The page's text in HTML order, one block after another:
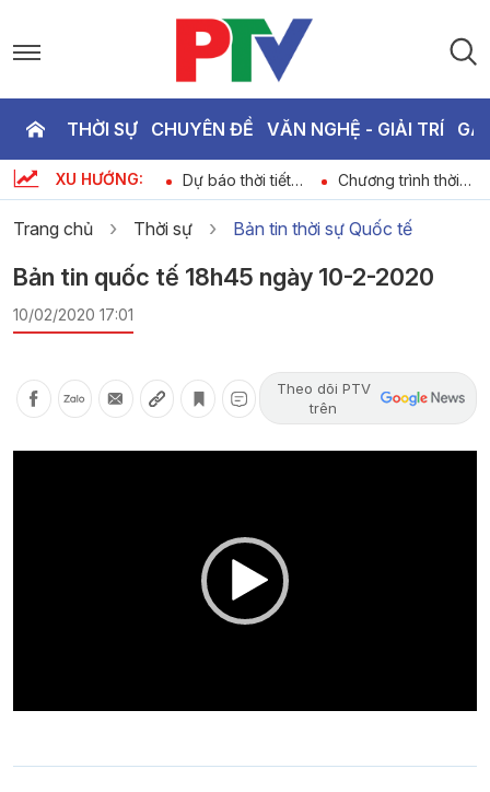
THỜI SỰ CHUYÊN ĐỀ VĂN NGHỆ - GIẢI TRÍ
XU HƯỚNG:
Bản tin thể thao
ngày 07-08-2026
Dự báo thời tiết
ngày 07-08-2026
Chương trình thời
sự ngày 07-08-
Trang chủ Thời sự Bản tin thời sự Quốc tế
Bản tin quốc tế 18h45 ngày 10-2-2020
10/02/2020 17:01
Theo dõi PTV
trên